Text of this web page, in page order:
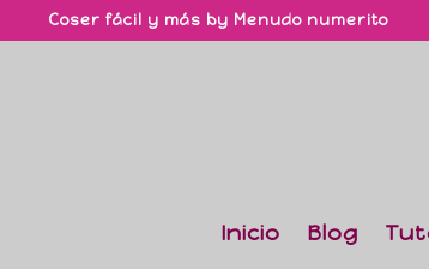
Coser fácil y más by Menudo numerito
Inicio Blog